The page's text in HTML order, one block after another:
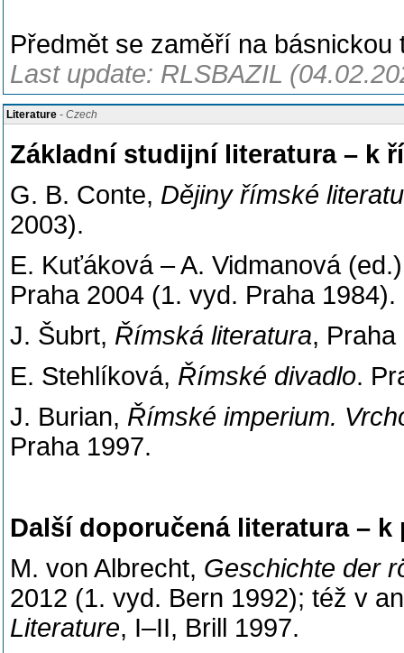
Předmět se zaměří na
Last update: RLSBAZIL
Literature - Czech
Základní studijní literatura – k
G. B. Conte, Dějiny římské
2003).
E. Kuťáková – A. Vidmanová
Praha 2004 (1. vyd. Praha 1984).
J. Šubrt, Římská literatura, Praha
E. Stehlíková, Římské divadlo.
J. Burian, Římské imperium.
Praha 1997.
Další doporučená literatura –
M. von Albrecht, Geschichte der
2012 (1. vyd. Bern 1992); též v
Literature, I–II, Brill 1997.